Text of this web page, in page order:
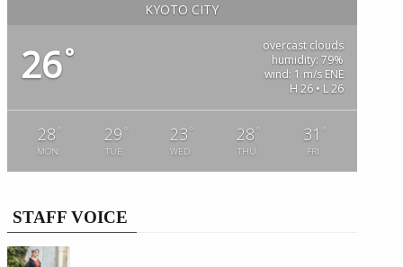
KYOTO CITY
26°
overcast clouds
humidity: 79%
wind: 1 m/s ENE
H 26 • L 26
28 °
MON
29 °
TUE
23 °
WED
28 °
THU
31 °
FRI
STAFF VOICE